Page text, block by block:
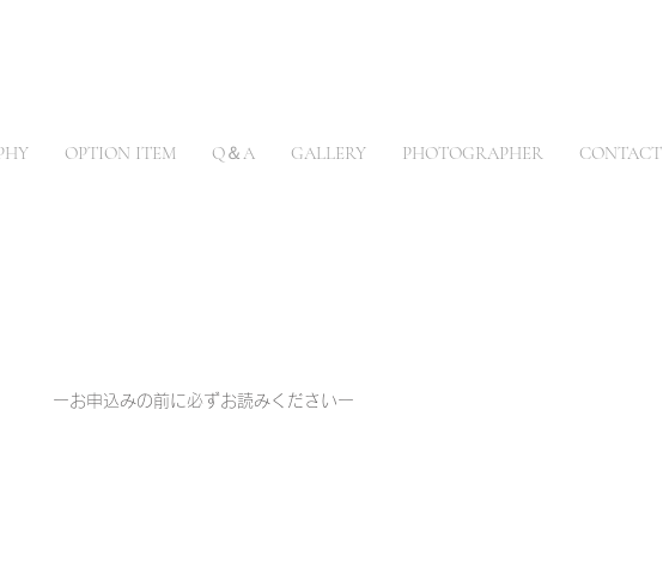
OPTION ITEM Q＆A GALLERY PHOTOGRAPHER CONTACT
ーお申込みの前に必ずお読みくださいー